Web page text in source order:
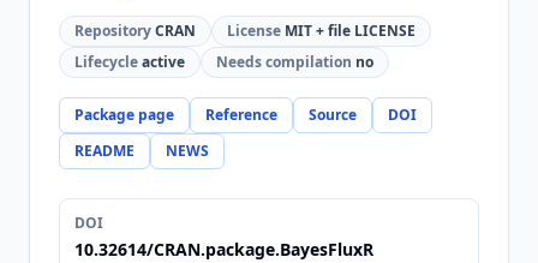
RepositoryCRAN License MIT + file LICENSE
Lifecycleactive Needs compilation no
Package page Reference Source
DOI
README
NEWS
DOI
10.32614/CRAN.package.BayesFluxR